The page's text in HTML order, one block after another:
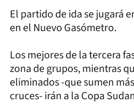
El partido de ida se jugará
en el Nuevo Gasómetro.
Los mejores de la tercera
zona de grupos, mientras
eliminados -que sumen
cruces- irán a la Copa